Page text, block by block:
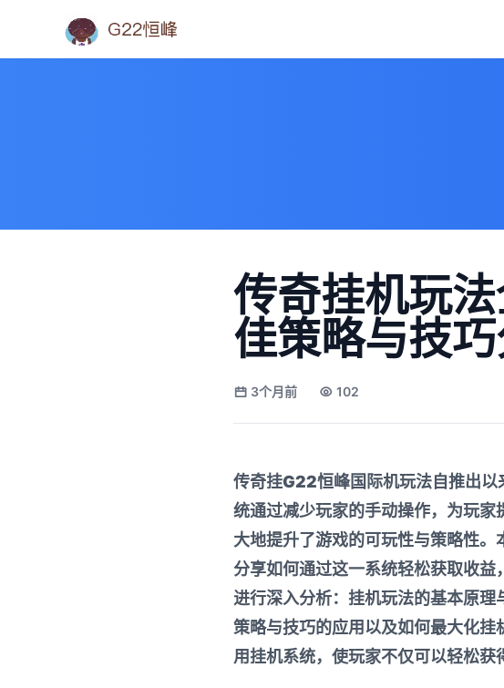
传奇挂机玩
佳策略与技
3个月前 102
传奇挂G22恒峰国际机玩法自推出以
统通过减少玩家的手动操作，为玩
大地提升了游戏的可玩性与策略性。
分享如何通过这一系统轻松获取收
进行深入分析：挂机玩法的基本原
策略与技巧的应用以及如何最大化挂
用挂机系统，使玩家不仅可以轻松获